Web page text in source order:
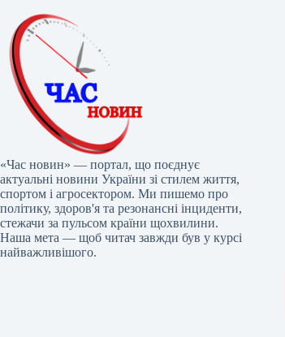
«Час новин» — портал, що поєднує
актуальні новини України зі стилем життя,
спортом і агросектором. Ми пишемо про
політику, здоров'я та резонансні інциденти,
стежачи за пульсом країни щохвилини.
Наша мета — щоб читач завжди був у курсі
найважливішого.